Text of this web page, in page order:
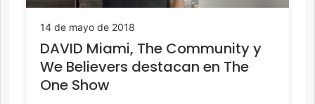
14 de mayo de 2018
DAVID Miami, The Community y
We Believers destacan en The
One Show